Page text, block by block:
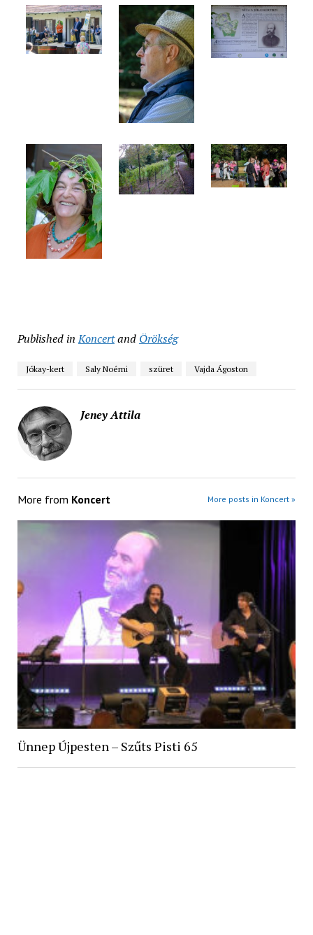
Published in Koncertand Örökség
Jókay-kert Saly Noémi szüret Vajda Ágoston
Jeney Attila
More from Koncert More posts in Koncert »
Ünnep Újpesten – Szűts Pisti 65